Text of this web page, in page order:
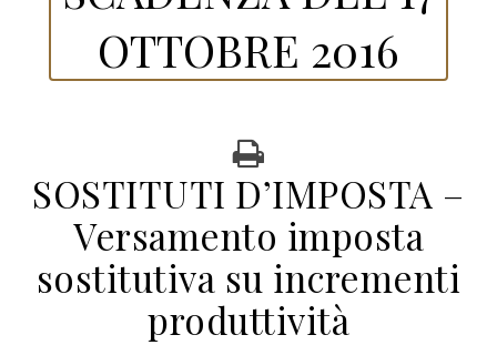
OTTOBRE 2016
SOSTITUTI D’IMPOSTA –
Versamento imposta
sostitutiva su incrementi
produttività